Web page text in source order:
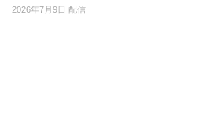
2026年7月9日 配信